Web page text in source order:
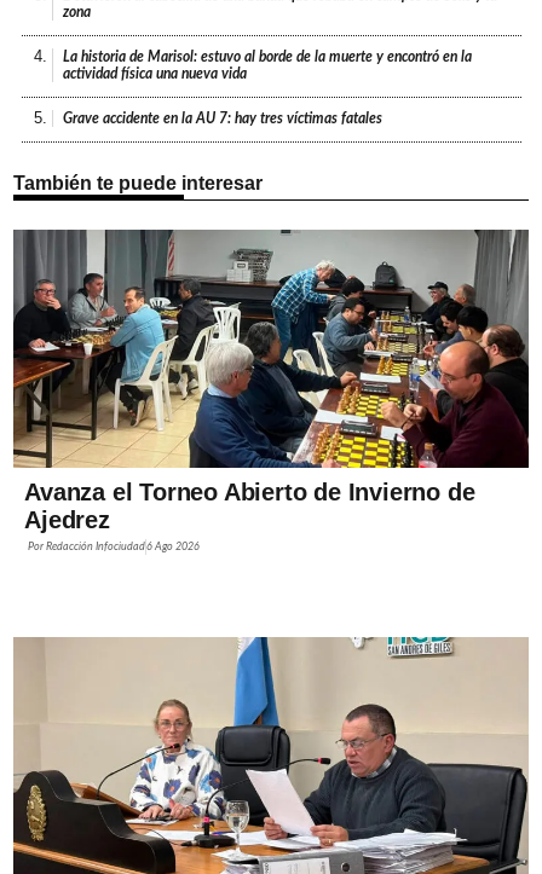
zona
4.
La historia de Marisol: estuvo al borde de la muerte y encontró en la
actividad física una nueva vida
5. Grave accidente en la AU 7: hay tres víctimas fatales
También te puede interesar
Avanza el Torneo Abierto de Invierno de
Ajedrez
PorRedacción Infociudad6 Ago 2026